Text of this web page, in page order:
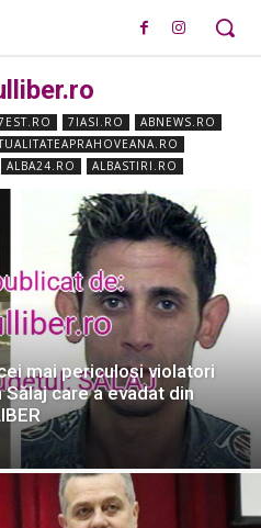
7IASI.RO
ABNEWS.RO
ALBA24.RO ALBASTIRI.RO
mai periculoși violatori
care a evadat din